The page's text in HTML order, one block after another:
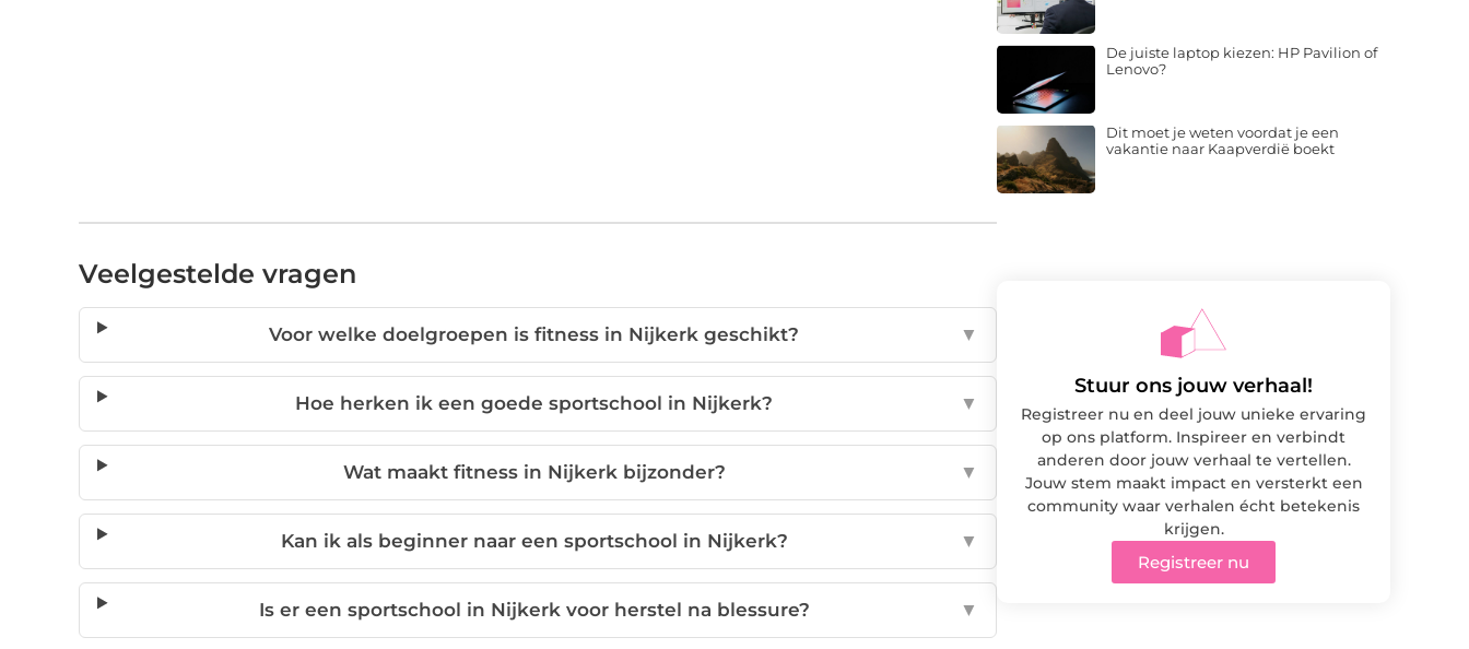
Veelgestelde vragen
Voor welke doelgroepen is fitness in Nijkerk geschikt? ▼
Hoe herken ik een goede sportschool in Nijkerk? ▼
Wat maakt fitness in Nijkerk bijzonder? ▼
Kan ik als beginner naar een sportschool in Nijkerk? ▼
Is er een sportschool in Nijkerk voor herstel na blessure? ▼
De juiste laptop kiezen: HP Pavilion of
Lenovo?
Dit moet je weten voordat je een
vakantie naar Kaapverdië boekt
Stuur ons jouw verhaal!
Registreer nu en deel jouw unieke ervaring
op ons platform. Inspireer en verbindt
anderen door jouw verhaal te vertellen.
Jouw stem maakt impact en versterkt een
community waar verhalen écht betekenis
krijgen.
Registreer nu